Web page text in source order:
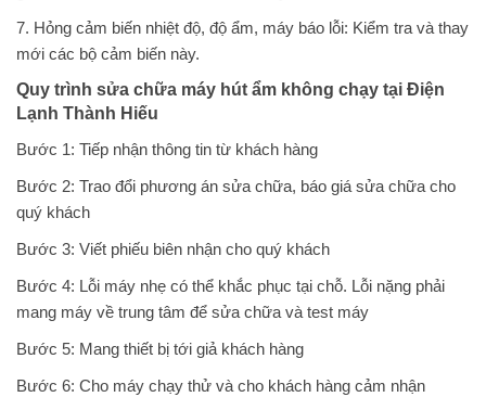
7. Hỏng cảm biến nhiệt độ, độ ẩm, máy báo lỗi: Kiểm tra và thay
mới các bộ cảm biến này.
Quy trình sửa chữa máy hút ẩm không chạy tại Điện
Lạnh Thành Hiếu
Bước 1: Tiếp nhận thông tin từ khách hàng
Bước 2: Trao đổi phương án sửa chữa, báo giá sửa chữa cho
quý khách
Bước 3: Viết phiếu biên nhận cho quý khách
Bước 4: Lỗi máy nhẹ có thể khắc phục tại chỗ. Lỗi nặng phải
mang máy về trung tâm để sửa chữa và test máy
Bước 5: Mang thiết bị tới giả khách hàng
Bước 6: Cho máy chạy thử và cho khách hàng cảm nhận